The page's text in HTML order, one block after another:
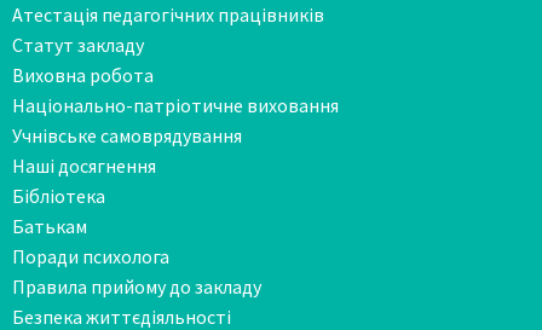
Атестація педагогічних працівників
Статут закладу
Виховна робота
Національно-патріотичне виховання
Учнівське самоврядування
Наші досягнення
Бібліотека
Батькам
Поради психолога
Правила прийому до закладу
Безпека життєдіяльності